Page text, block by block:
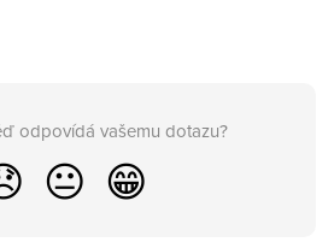
odpovídá vašemu dotazu?
😐 😁